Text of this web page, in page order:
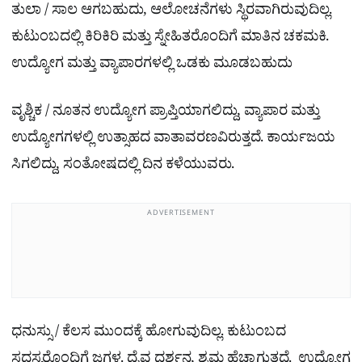
ತುಲಾ / ಸಾಲ ಆಗಬಹುದು, ಆಲೋಚನೆಗಳು ಸ್ಥಿರವಾಗಿರುವುದಿಲ್ಲ.
ಕುಟುಂಬದಲ್ಲಿ ಕಿರಿಕಿರಿ ಮತ್ತು ಸ್ನೇಹಿತರೊಂದಿಗೆ ಮಾತಿನ ಚಕಮಕಿ.
ಉದ್ಯೋಗ ಮತ್ತು ವ್ಯಾಪಾರಗಳಲ್ಲಿ ಒಡಕು ಮೂಡಬಹುದು
ವೃಶ್ಚಿಕ / ನೂತನ ಉದ್ಯೋಗ ಪ್ರಾಪ್ತಿಯಾಗಲಿದ್ದು, ವ್ಯಾಪಾರ ಮತ್ತು
ಉದ್ಯೋಗಗಳಲ್ಲಿ ಉತ್ಸಾಹದ ವಾತಾವರಣವಿರುತ್ತದೆ. ಕಾರ್ಯಜಯ
ಸಿಗಲಿದ್ದು, ಸಂತೋಷದಲ್ಲಿ ದಿನ ಕಳೆಯುವರು.
ADVERTISEMENT
ಧನುಸ್ಸು / ಕೆಲಸ ಮುಂದಕ್ಕೆ ಹೋಗುವುದಿಲ್ಲ. ಕುಟುಂಬದ